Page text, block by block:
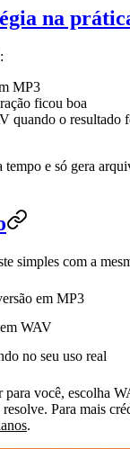
na
MP3
ficou boa
quando o resultado
e só gera
simples com a
em MP3
WAV
no seu uso real
para você, escolha
Para mais
.